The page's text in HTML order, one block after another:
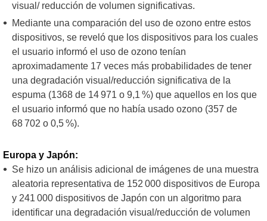
visual/ reducción de volumen significativas.
Mediante una comparación del uso de ozono entre estos
dispositivos, se reveló que los dispositivos para los cuales
el usuario informó el uso de ozono tenían
aproximadamente 17 veces más probabilidades de tener
una degradación visual/reducción significativa de la
espuma (1368 de 14 971 o 9,1 %) que aquellos en los que
el usuario informó que no había usado ozono (357 de
68 702 o 0,5 %).
Europa y Japón:
Se hizo un análisis adicional de imágenes de una muestra
aleatoria representativa de 152 000 dispositivos de Europa
y 241 000 dispositivos de Japón con un algoritmo para
identificar una degradación visual/reducción de volumen